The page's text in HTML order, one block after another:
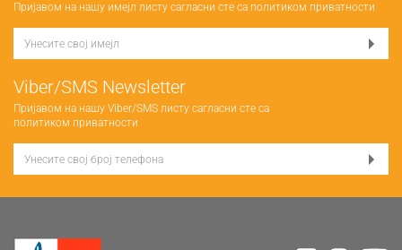
Пријавом на нашу имејл листу сагласни сте са политиком приватности
Viber/SMS Newsletter
Пријавом на нашу Viber/SMS листу сагласни сте са
политиком приватности